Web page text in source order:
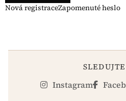
Nová registraceZapomenuté heslo
Instagram